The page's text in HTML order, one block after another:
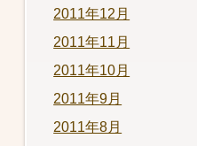
2011年12月
2011年11月
2011年10月
2011年9月
2011年8月